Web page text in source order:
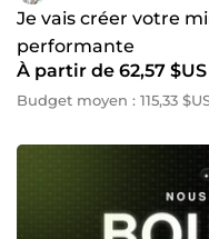
Je vais créer votre
performante
À partir de 62,57 $US
Budget moyen : 115,33